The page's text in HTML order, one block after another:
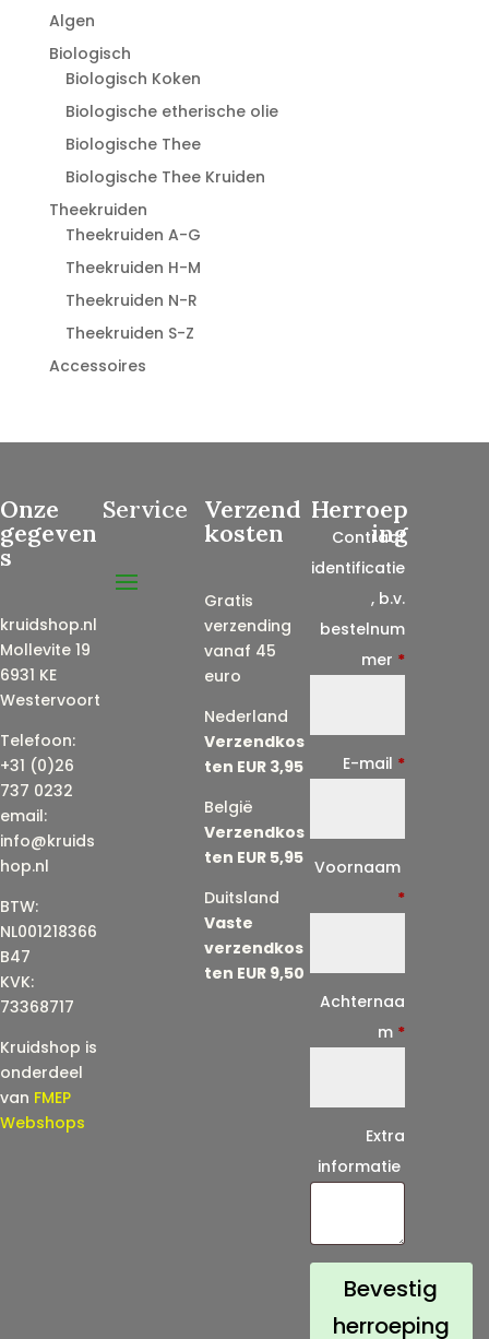
Algen
Biologisch
Biologisch Koken
Biologische etherische olie
Biologische Thee
Biologische Thee Kruiden
Theekruiden
Theekruiden A-G
Theekruiden H-M
Theekruiden N-R
Theekruiden S-Z
Accessoires
Onze
gegeven
s
kruidshop.nl
Mollevite 19
6931 KE
Westervoort
Telefoon:
+31 (0)26
737 0232
email:
info@kruids
hop.nl
BTW:
NL001218366
B47
KVK:
73368717
Kruidshop is
onderdeel
van FMEP
Webshops
Service Verzend
kosten
Gratis
verzending
vanaf 45
euro
Nederland
Verzendkos
ten EUR 3,95
België
Verzendkos
ten EUR 5,95
Duitsland
Vaste
verzendkos
ten EUR 9,50
Herroep
ing
Contract
identificatie
, b.v.
bestelnum
mer *
E-mail *
l
)
Voornaam
*
Achternaa
m *
Extra
informatie
Bevestig
herroeping